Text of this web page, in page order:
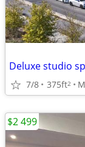
Deluxe studio
7/8 375ft2
$2 499